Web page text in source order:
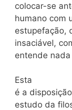
colocar-se
humano com
estupefação,
insaciável,
entende
Esta
é a
estudo da